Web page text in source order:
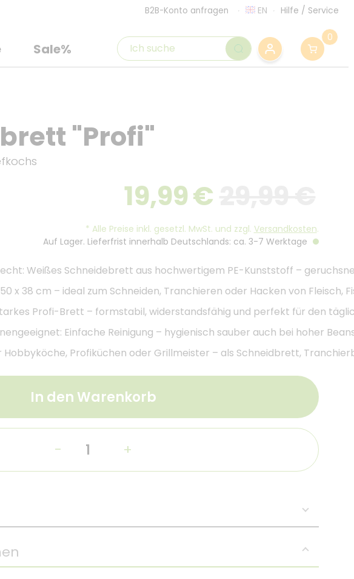
B2B-Konto anfragen EN Hilfe / Service
Sale%
0
"Profi"
19,99€
* Alle Preise inkl. gesetzl. MwSt. und zzgl. Versandkosten.
Auf Lager. Lieferfrist innerhalb Deutschlands: ca. 3-7 Werktage
Weißes Schneidebrett aus hochwertigem PE-Kunststoff –
x 38 cm – ideal zum Schneiden, Tranchieren oder Hacken von Fleisch,
Profi-Brett – formstabil, widerstandsfähig und perfekt für den
Einfache Reinigung – hygienisch sauber auch bei hoher
Hobbyköche, Profiküchen oder Grillmeister – als Schneidbrett,
In den Warenkorb
- +